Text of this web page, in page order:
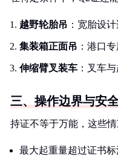
越野轮胎吊 ：宽胎设
集装箱正面吊 ：港口
伸缩臂叉装车 ：叉车
三、操作边界与安
持证不等于万能，这些情
最大起重量超过证书